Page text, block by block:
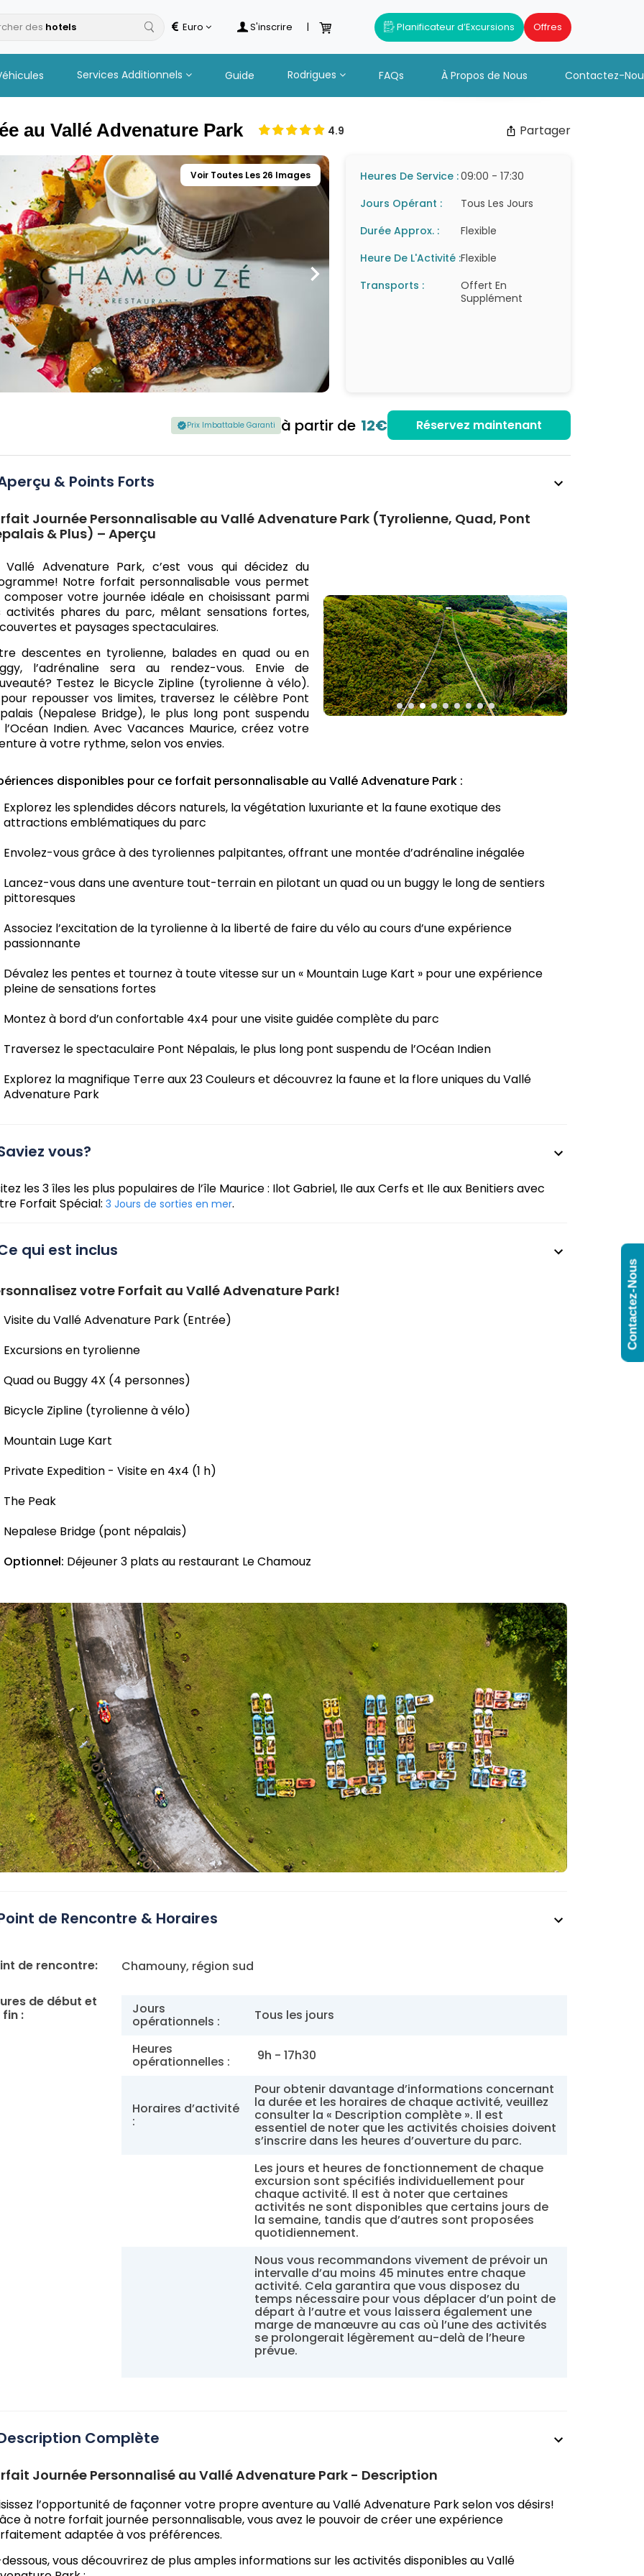
des Euro S'inscrire | Planificateur d’Excursions Offres
Services Additionnels Guide Rodrigues FAQs À Propos de Nous Contactez-
au Vallé Advenature Park 4.9 Partager
Voir Toutes Les 26 Images Heures De Service :09:00 - 17:30
Jours Opérant :
Tous Les Jours
Durée Approx. :
Flexible
Heure De L'Activité :Flexible
Transports :
Offert En
Supplément
Prix Imbattable Garanti à partir de 12€ Réservez maintenant
& Points Forts
Journée Personnalisable au Vallé Advenature Park (Tyrolienne, Quad, Pont
& Plus) – Aperçu
Vallé Advenature Park, c’est vous qui décidez du
Notre forfait personnalisable vous permet
composer votre journée idéale en choisissant parmi
activités phares du parc, mêlant sensations fortes,
et paysages spectaculaires.
descentes en tyrolienne, balades en quad ou en
l’adrénaline sera au rendez-vous. Envie de
Testez le Bicycle Zipline (tyrolienne à vélo).
repousser vos limites, traversez le célèbre Pont
(Nepalese Bridge), le plus long pont suspendu
Indien. Avec Vacances Maurice, créez votre
à votre rythme, selon vos envies.
disponibles pour ce forfait personnalisable au Vallé Advenature Park :
Explorez les splendides décors naturels, la végétation luxuriante et la faune exotique des
attractions emblématiques du parc
Envolez-vous grâce à des tyroliennes palpitantes, offrant une montée d’adrénaline inégalée
Lancez-vous dans une aventure tout-terrain en pilotant un quad ou un buggy le long de sentiers
pittoresques
Associez l’excitation de la tyrolienne à la liberté de faire du vélo au cours d’une expérience
passionnante
Dévalez les pentes et tournez à toute vitesse sur un « Mountain Luge Kart » pour une expérience
pleine de sensations fortes
Montez à bord d’un confortable 4x4 pour une visite guidée complète du parc
Traversez le spectaculaire Pont Népalais, le plus long pont suspendu de l’Océan Indien
Explorez la magnifique Terre aux 23 Couleurs et découvrez la faune et la flore uniques du Vallé
Advenature Park
vous?
les 3 îles les plus populaires de l’île Maurice : Ilot Gabriel, Ile aux Cerfs et Ile aux Benitiers avec
Forfait Spécial: 3 Jours de sorties en mer.
qui est inclus
votre Forfait au Vallé Advenature Park!
Visite du Vallé Advenature Park (Entrée)
Excursions en tyrolienne
Quad ou Buggy 4X (4 personnes)
Bicycle Zipline (tyrolienne à vélo)
Mountain Luge Kart
Private Expedition - Visite en 4x4 (1 h)
The Peak
Nepalese Bridge (pont népalais)
Optionnel: Déjeuner 3 plats au restaurant Le Chamouz
de Rencontre & Horaires
de rencontre: Chamouny, région sud
de début et
fin :
Jours
opérationnels : Tous les jours
Heures
opérationnelles : 9h - 17h30
Horaires d’activité
:
Pour obtenir davantage d’informations concernant
la durée et les horaires de chaque activité, veuillez
consulter la « Description complète ». Il est
essentiel de noter que les activités choisies doivent
s’inscrire dans les heures d’ouverture du parc.
Les jours et heures de fonctionnement de chaque
excursion sont spécifiés individuellement pour
chaque activité. Il est à noter que certaines
activités ne sont disponibles que certains jours de
la semaine, tandis que d’autres sont proposées
quotidiennement.
Nous vous recommandons vivement de prévoir un
intervalle d’au moins 45 minutes entre chaque
activité. Cela garantira que vous disposez du
temps nécessaire pour vous déplacer d’un point de
départ à l’autre et vous laissera également une
marge de manœuvre au cas où l’une des activités
se prolongerait légèrement au-delà de l’heure
prévue.
Complète
Journée Personnalisé au Vallé Advenature Park - Description
l’opportunité de façonner votre propre aventure au Vallé Advenature Park selon vos désirs!
à notre forfait journée personnalisable, vous avez le pouvoir de créer une expérience
adaptée à vos préférences.
vous découvrirez de plus amples informations sur les activités disponibles au Vallé
Contactez-Nous